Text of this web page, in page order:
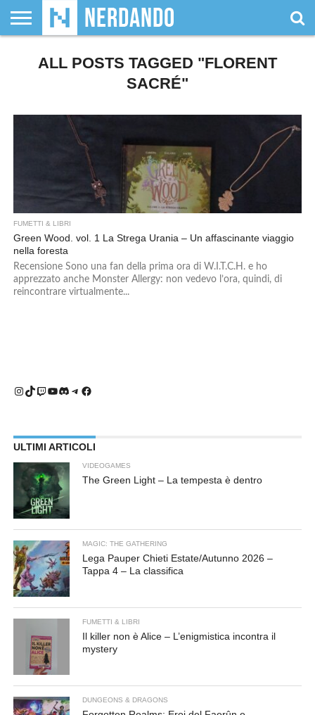
SIAMO
GIOCHI
DA
GIOCHI
VIDEOGAMES
FILM
FUMETTI
& LIBRI
MAGIC:
THE
DUNGEONS
WRESTLING
NERDANDO
AWARDS
BOLLINI
ALL POSTS TAGGED "FLORENT
SACRÉ"
FUMETTI & LIBRI
Green Wood. vol. 1 La Strega Urania – Un affascinante viaggio
nella foresta
Recensione Sono una fan della prima ora di W.I.T.C.H. e ho
apprezzato anche Monster Allergy: non vedevo l’ora, quindi, di
reincontrare virtualmente...
Instagram
TikTok
Twitch
YouTube
Discord
Telegram
Facebook
ULTIMI ARTICOLI
VIDEOGAMES
The Green Light – La tempesta è dentro
MAGIC: THE GATHERING
Lega Pauper Chieti Estate/Autunno 2026 –
Tappa 4 – La classifica
FUMETTI & LIBRI
Il killer non è Alice – L’enigmistica incontra il
mystery
DUNGEONS & DRAGONS